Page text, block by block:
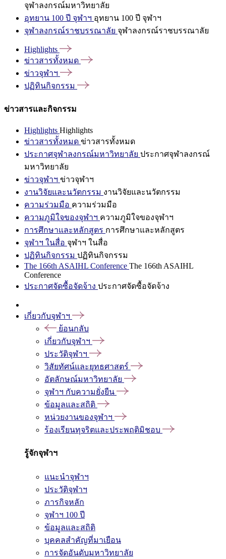
จุฬาลงกรณ์มหาวิทยาลัย
อุทยาน 100 ปี จุฬาฯ อุทยาน 100 ปี จุฬาฯ
จุฬาลงกรณ์ราชบรรณาลัย จุฬาลงกรณ์ราชบรรณาลัย
Highlights
ข่าวสารทั้งหมด
ข่าวจุฬาฯ
ปฏิทินกิจกรรม
ข่าวสารและกิจกรรม
Highlights Highlights
ข่าวสารทั้งหมด ข่าวสารทั้งหมด
ประกาศจุฬาลงกรณ์มหาวิทยาลัย ประกาศจุฬาลงกรณ์
มหาวิทยาลัย
ข่าวจุฬาฯ ข่าวจุฬาฯ
งานวิจัยและนวัตกรรม งานวิจัยและนวัตกรรม
ความร่วมมือ ความร่วมมือ
ความภูมิใจของจุฬาฯ ความภูมิใจของจุฬาฯ
การศึกษาและหลักสูตร การศึกษาและหลักสูตร
จุฬาฯ ในสื่อ จุฬาฯ ในสื่อ
ปฏิทินกิจกรรม ปฏิทินกิจกรรม
The 166th ASAIHL Conference The 166th ASAIHL
Conference
ประกาศจัดซื้อจัดจ้าง ประกาศจัดซื้อจัดจ้าง
เกี่ยวกับจุฬาฯ
ย้อนกลับ
เกี่ยวกับจุฬาฯ
ประวัติจุฬาฯ
วิสัยทัศน์และยุทธศาสตร์
อัตลักษณ์มหาวิทยาลัย
จุฬาฯ กับความยั่งยืน
ข้อมูลและสถิติ
หน่วยงานของจุฬาฯ
ร้องเรียนทุจริตและประพฤติมิชอบ
รู้จักจุฬาฯ
แนะนำจุฬาฯ
ประวัติจุฬาฯ
ภารกิจหลัก
จุฬาฯ 100 ปี
ข้อมูลและสถิติ
บุคคลสำคัญที่มาเยือน
การจัดอันดับมหาวิทยาลัย